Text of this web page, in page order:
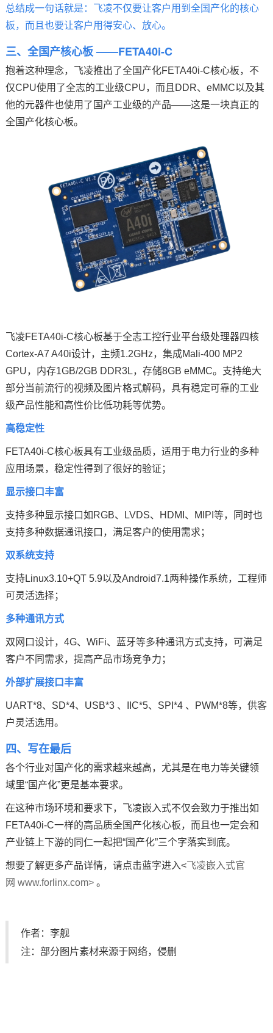
总结成一句话就是：飞凌不仅要让客户用到全国产化的核心
板，而且也要让客户用得安心、放心。
三、全国产核心板 ——FETA40i-C
抱着这种理念，飞凌推出了全国产化FETA40i-C核心板，不
仅CPU使用了全志的工业级CPU，而且DDR、eMMC以及其
他的元器件也使用了国产工业级的产品——这是一块真正的
全国产化核心板。
飞凌FETA40i-C核心板基于全志工控行业平台级处理器四核
Cortex-A7 A40i设计，主频1.2GHz，集成Mali-400 MP2
GPU，内存1GB/2GB DDR3L，存储8GB eMMC。支持绝大
部分当前流行的视频及图片格式解码，具有稳定可靠的工业
级产品性能和高性价比低功耗等优势。
高稳定性
FETA40i-C核心板具有工业级品质，适用于电力行业的多种
应用场景，稳定性得到了很好的验证；
显示接口丰富
支持多种显示接口如RGB、LVDS、HDMI、MIPI等，同时也
支持多种数据通讯接口，满足客户的使用需求；
双系统支持
支持Linux3.10+QT 5.9以及Android7.1两种操作系统，工程师
可灵活选择；
多种通讯方式
双网口设计，4G、WiFi、蓝牙等多种通讯方式支持，可满足
客户不同需求，提高产品市场竞争力；
外部扩展接口丰富
UART*8、SD*4、USB*3 、IIC*5、 SPI *4 、PWM*8等，供客
户灵活选用。
四、写在最后
各个行业对国产化的需求越来越高，尤其是在电力等关键领
域里“国产化”更是基本要求。
在这种市场环境和要求下，飞凌嵌入式不仅会致力于推出如
FETA40i-C一样的高品质全国产化核心板，而且也一定会和
产业链上下游的同仁一起把“国产化”三个字落实到底。
想要了解更多产品详情，请点击蓝字进入<飞凌嵌入式官
网 www.forlinx.com>。
作者：李舰
注：部分图片素材来源于网络，侵删